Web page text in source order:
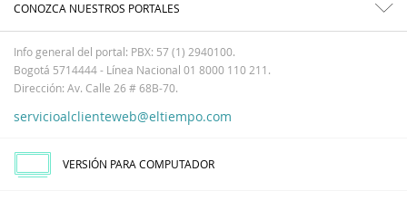
CONOZCA NUESTROS PORTALES
Info general del portal: PBX: 57 (1) 2940100.
Bogotá 5714444 - Línea Nacional 01 8000 110 211.
Dirección: Av. Calle 26 # 68B-70.
servicioalclienteweb@eltiempo.com
VERSIÓN PARA COMPUTADOR